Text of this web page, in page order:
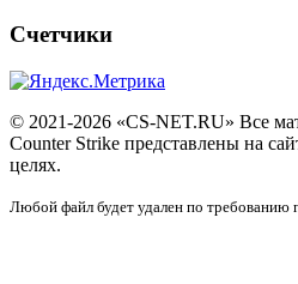
Счетчики
© 2021-2026 «CS-NET.RU» Все
Counter Strike представлены на
целях.
Любой файл будет удален по требованию